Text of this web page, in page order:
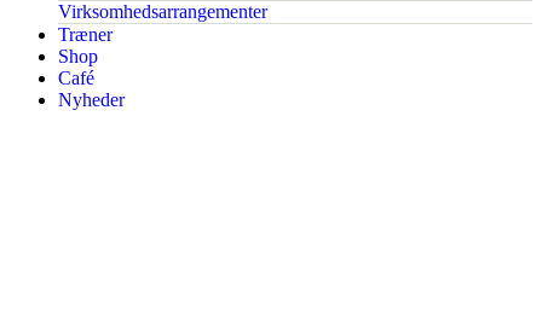
Virksomhedsarrangementer
Træner
Shop
Café
Nyheder